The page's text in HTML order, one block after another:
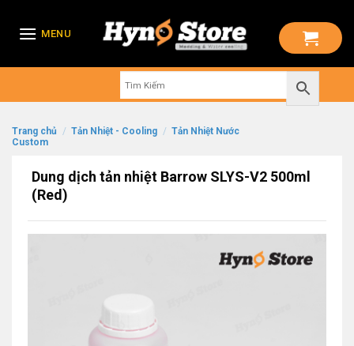
MENU
Trang chủ / Tản Nhiệt - Cooling / Tản Nhiệt Nước
Custom
Dung dịch tản nhiệt Barrow SLYS-V2 500ml
(Red)